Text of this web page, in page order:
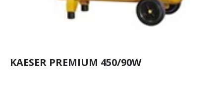
KAESER PREMIUM 450/90W